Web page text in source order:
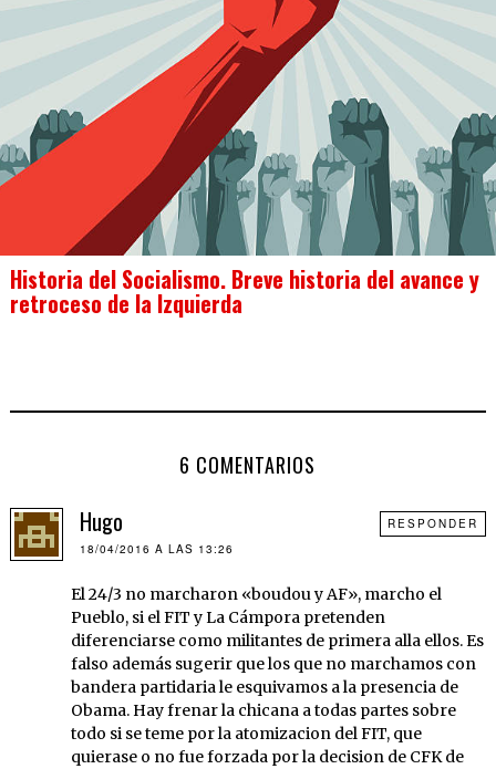
Historia del Socialismo. Breve historia del avance y
retroceso de la Izquierda
6 COMENTARIOS
Hugo
18/04/2016 A LAS 13:26
El 24/3 no marcharon «boudou y AF», marcho el
Pueblo, si el FIT y La Cámpora pretenden
diferenciarse como militantes de primera alla ellos. Es
falso además sugerir que los que no marchamos con
bandera partidaria le esquivamos a la presencia de
Obama. Hay frenar la chicana a todas partes sobre
todo si se teme por la atomizacion del FIT, que
quierase o no fue forzada por la decision de CFK de
RESPONDER